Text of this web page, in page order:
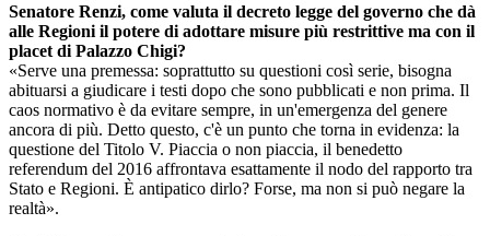
Senatore Renzi, come valuta il decreto legge del governo che dà
alle Regioni il potere di adottare misure più restrittive ma con il
placet di Palazzo Chigi?
«Serve una premessa: soprattutto su questioni così serie, bisogna
abituarsi a giudicare i testi dopo che sono pubblicati e non prima. Il
caos normativo è da evitare sempre, in un'emergenza del genere
ancora di più. Detto questo, c'è un punto che torna in evidenza: la
questione del Titolo V. Piaccia o non piaccia, il benedetto
referendum del 2016 affrontava esattamente il nodo del rapporto tra
Stato e Regioni. È antipatico dirlo? Forse, ma non si può negare la
realtà».